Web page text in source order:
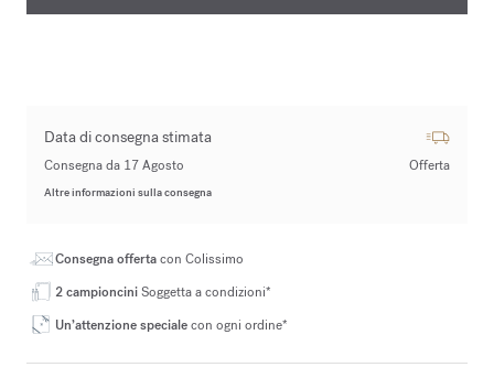
Data di consegna stimata
Consegna da 17 Agosto Offerta
Altre informazioni sulla consegna
Consegna offertacon Colissimo
2 campionciniSoggetta a condizioni*
Un’attenzione specialecon ogni ordine*